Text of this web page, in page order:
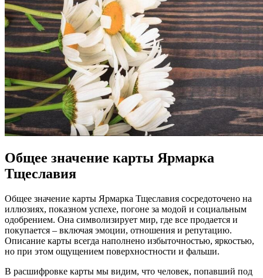
Общее значение карты Ярмарка
Тщеславия
Общее значение карты Ярмарка Тщеславия сосредоточено на
иллюзиях, показном успехе, погоне за модой и социальным
одобрением. Она символизирует мир, где все продается и
покупается – включая эмоции, отношения и репутацию.
Описание карты всегда наполнено избыточностью, яркостью,
но при этом ощущением поверхностности и фальши.
В расшифровке карты мы видим, что человек, попавший под